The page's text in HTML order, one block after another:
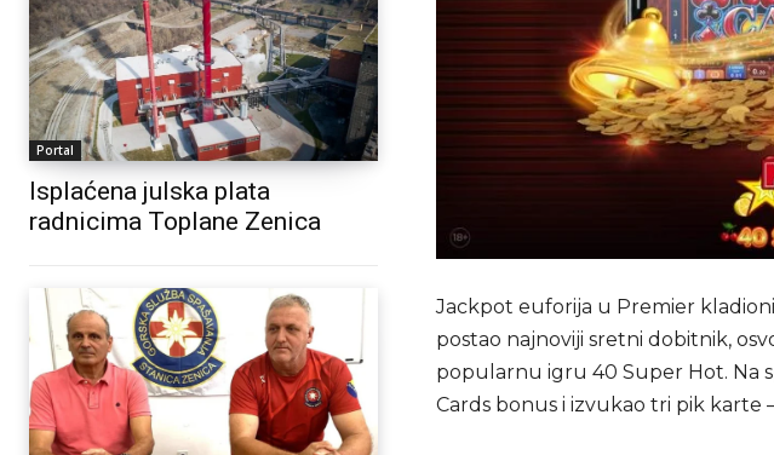
Portal
Isplaćena julska plata
radnicima Toplane Zenica
Jackpot euforija u Premier
postao najnoviji sretni dobitnik,
popularnu igru 40 Super Hot. Na
Cards bonus i izvukao tri pik karte